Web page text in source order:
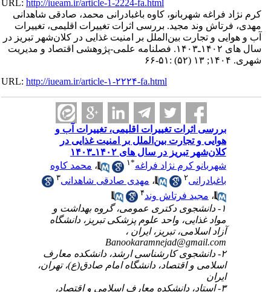
URL:http://iueam.ir/article-1-2224-fa.html
کرم نژاد فراغه شهربانو، کاوه باغبادرانی محمد، صادقی شاهدانی
مهدی، فرتاش وند مجید. بررسی اثرات تغییرات اقلیمی، تغییرات
آب و هوایی و تجارت بین‌الملل بر امنیت غذایی در کلان‌شهر تبریز در
سال های ۱۴۰۲ـ۱۴۰۳. فصلنامه علمی-پژوهشی اقتصاد و مدیریت
شهری. ۱۴۰۴; ۱۳ (۵۲) :۵۱-۶۶
URL:http://iueam.ir/article-۱-۲۲۲۴-fa.html
بررسی اثرات تغییرات اقلیمی، تغییرات آب و
هوایی و تجارت بین‌الملل بر امنیت غذایی در
کلان‌شهر تبریز در سال های ۱۴۰۲ـ۱۴۰۳
شهربانو کرم نژاد فراغه* ۱ ،محمد کاوه
باغبادرانی
،مهدی صادقی شاهدانی
،مجید فرتاش وند۴
۱- دانشجوی دکتری عمومی، گروه بهداشت و
مواد غذایی، واحد علوم پزشکی تبریز، دانشگاه
آزاد اسلامی، تبریز، ایران ،
Banookaramnejad@gmail.com
۲- دانشجوی کارشناسی ارشد، دانشکده معارف
اسلامی و اقتصاد، دانشگاه امام صادق(ع)، تهران،
ایران
۳- استاد، دانشکده معارف اسلامی و اقتصاد،